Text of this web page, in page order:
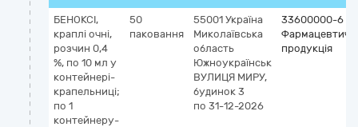
БЕНОКСІ,
краплі очні,
розчин 0,4
%, по 10 мл у
контейнері-
крапельниці;
по 1
контейнеру-
50
паковання
55001 Україна
Миколаївська
область
Южноукраїнськ
ВУЛИЦЯ МИРУ,
будинок 3
по 31-12-2026
33600000-6
продукція